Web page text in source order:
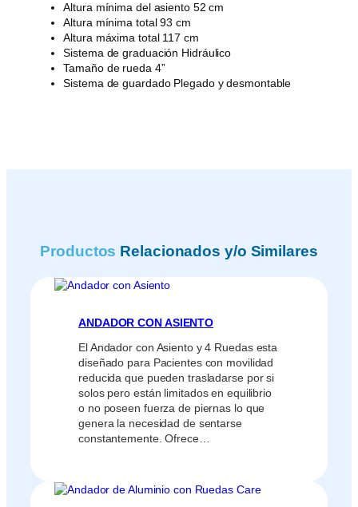
Altura mínima del asiento 52 cm
Altura mínima total 93 cm
Altura máxima total 117 cm
Sistema de graduación Hidráulico
Tamaño de rueda 4”
Sistema de guardado Plegado y desmontable
Productos Relacionados y/o Similares
ANDADOR CON ASIENTO
El Andador con Asiento y 4 Ruedas esta
diseñado para Pacientes con movilidad
reducida que pueden trasladarse por si
solos pero están limitados en equilibrio
o no poseen fuerza de piernas lo que
genera la necesidad de sentarse
constantemente. Ofrece…